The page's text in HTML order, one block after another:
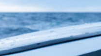
4 duos
Café l'Or